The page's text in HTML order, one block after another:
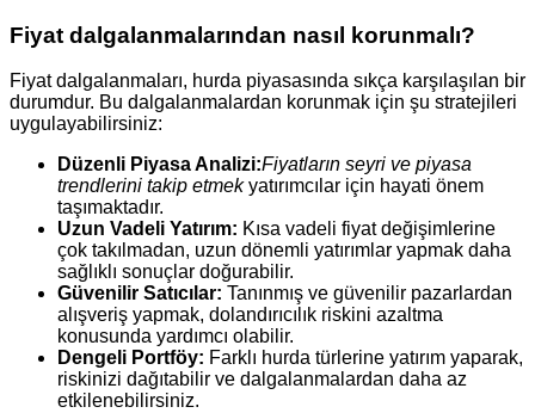
Fiyat dalgalanmalarından nasıl korunmalı?
Fiyat dalgalanmaları, hurda piyasasında sıkça karşılaşılan bir
durumdur. Bu dalgalanmalardan korunmak için şu stratejileri
uygulayabilirsiniz:
Düzenli Piyasa Analizi:Fiyatların seyri ve piyasa
trendlerini takip etmekyatırımcılar için hayati önem
taşımaktadır.
Uzun Vadeli Yatırım: Kısa vadeli fiyat değişimlerine
çok takılmadan, uzun dönemli yatırımlar yapmak daha
sağlıklı sonuçlar doğurabilir.
Güvenilir Satıcılar: Tanınmış ve güvenilir pazarlardan
alışveriş yapmak, dolandırıcılık riskini azaltma
konusunda yardımcı olabilir.
Dengeli Portföy: Farklı hurda türlerine yatırım yaparak,
riskinizi dağıtabilir ve dalgalanmalardan daha az
etkilenebilirsiniz.